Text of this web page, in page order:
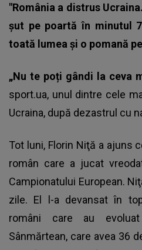
"România a distrus
șut pe poartă în minutul
toată lumea și o pomană
„Nu te poți gândi la ceva
sport.ua, unul dintre cele
Ucraina, după dezastrul cu
Tot luni, Florin Niţă a ajuns
român care a jucat
Campionatului European.
zile. El l-a devansat în
români care au
Sânmărtean, care avea 36